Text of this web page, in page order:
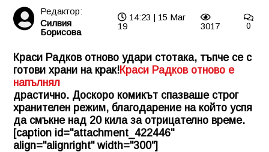
Редактор:
Силвия
Борисова
14:23 | 15 Mar
19
3017 0
Краси Радков отново удари стотака, тъпче се с
готови храни на крак!Краси Радков отново е
напълнял
драстично. Доскоро комикът спазваше строг
хранителен режим, благодарение на който успя
да смъкне над 20 кила за отрицателно време.
[caption id="attachment_422446"
align="alignright" width="300"]